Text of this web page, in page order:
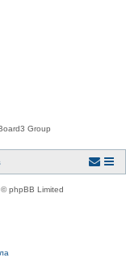
Group
phpBB Limited